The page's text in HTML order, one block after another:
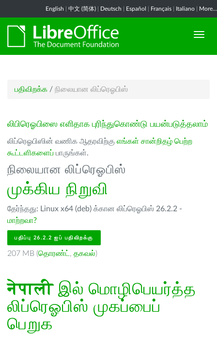
English 中文 (简体) Deutsch Español Français Italiano More...
பதிவிறக்க / நிலையான லிப்ரெஓபிஸ்
லிபிரெஓபிஸை எளிதாக புரிந்துகொண்டு பயன்படுத்தலாம்
லிப்ரெஓபிஸின் வணிக ஆதரவிற்கு எங்கள் சான்றிதழ் பெற்ற
கூட்டளிகளைப் பாருங்கள்.
நிலையான லிப்ரெஓபிஸ்
முக்கிய நிறுவி
தேர்ந்தது: Linux x64 (deb) க்கான லிப்ரெஓபிஸ் 26.2.2 -
மாற்றவா?
பதிப்பு 26.2.2 ஐப் பதிவிறக்கு
207 MB (தொரண்ட் , தகவல்)
नेपालीஇல் மொழிபெயர்த்த
லிப்ரெஓபிஸ் முகப்பைப்
பெறுக